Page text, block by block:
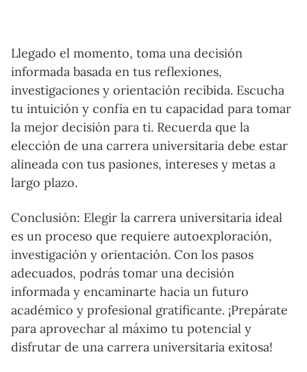
Llegado el momento, toma una decisión
informada basada en tus reflexiones,
investigaciones y orientación recibida. Escucha
tu intuición y confía en tu capacidad para tomar
la mejor decisión para ti. Recuerda que la
elección de una carrera universitaria debe estar
alineada con tus pasiones, intereses y metas a
largo plazo.
Conclusión: Elegir la carrera universitaria ideal
es un proceso que requiere autoexploración,
investigación y orientación. Con los pasos
adecuados, podrás tomar una decisión
informada y encaminarte hacia un futuro
académico y profesional gratificante. ¡Prepárate
para aprovechar al máximo tu potencial y
disfrutar de una carrera universitaria exitosa!